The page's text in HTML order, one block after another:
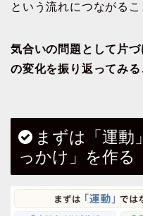
という流れにつながるこ
気合いの問題として片
の変化を振り返ってみる
まずは「運動
っかけ」を作る